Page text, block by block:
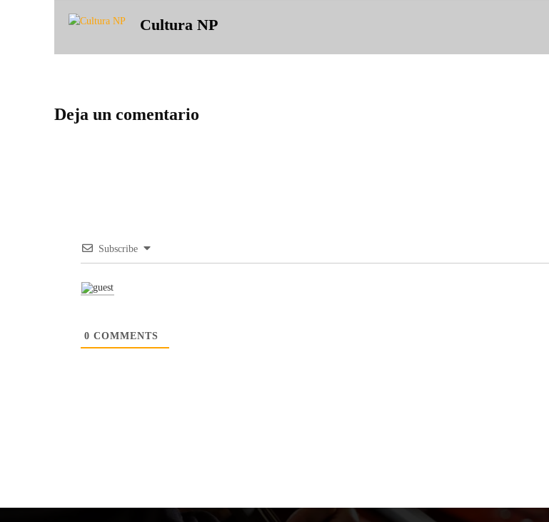
Cultura NP
Deja un comentario
Subscribe
0 COMMENTS